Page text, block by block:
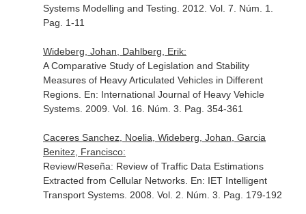
Systems Modelling and Testing . 2012. Vol. 7. Núm. 1.
Pag. 1-11
Wideberg, Johan, Dahlberg, Erik:
A Comparative Study of Legislation and Stability
Measures of Heavy Articulated Vehicles in Different
Regions. En: International Journal of Heavy Vehicle
Systems. 2009. Vol. 16. Núm. 3. Pag. 354-361
Caceres Sanchez, Noelia, Wideberg, Johan, Garcia
Benitez, Francisco:
Review/Reseña: Review of Traffic Data Estimations
Extracted from Cellular Networks. En: IET Intelligent
Transport Systems. 2008. Vol. 2. Núm. 3. Pag. 179-192